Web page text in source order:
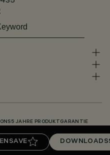
SAVE DOWNLOADS
5 JAHRE PRODUKTGARANTIE
REQUIRED) DOWNLOADS